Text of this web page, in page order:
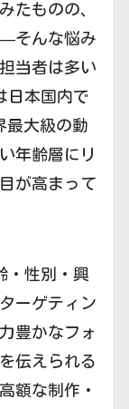
たものの、
そんな悩み
当者は多い
日本国内で
最大級の動
年齢層にリ
が高まって
・性別・興
ーゲティン
豊かなフォ
伝えられる
額な制作・